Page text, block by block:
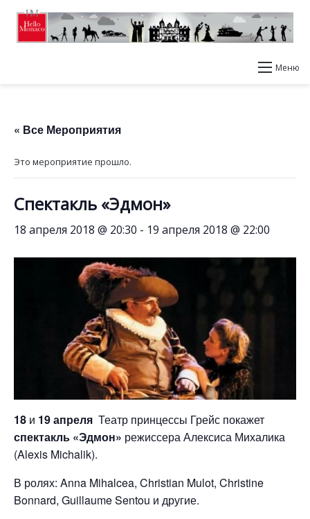
Меню
« Все Мероприятия
Это мероприятие прошло.
Спектакль «Эдмон»
18 апреля 2018 @ 20:30 - 19 апреля 2018 @ 22:00
18 и 19 апреля Театр принцессы Грейс покажет
спектакль «Эдмон» режиссера Алексиса Михалика
(Alexis Michalik).
В ролях: Anna Mihalcea, Christian Mulot, Christine
Bonnard, Guillaume Sentou и другие.